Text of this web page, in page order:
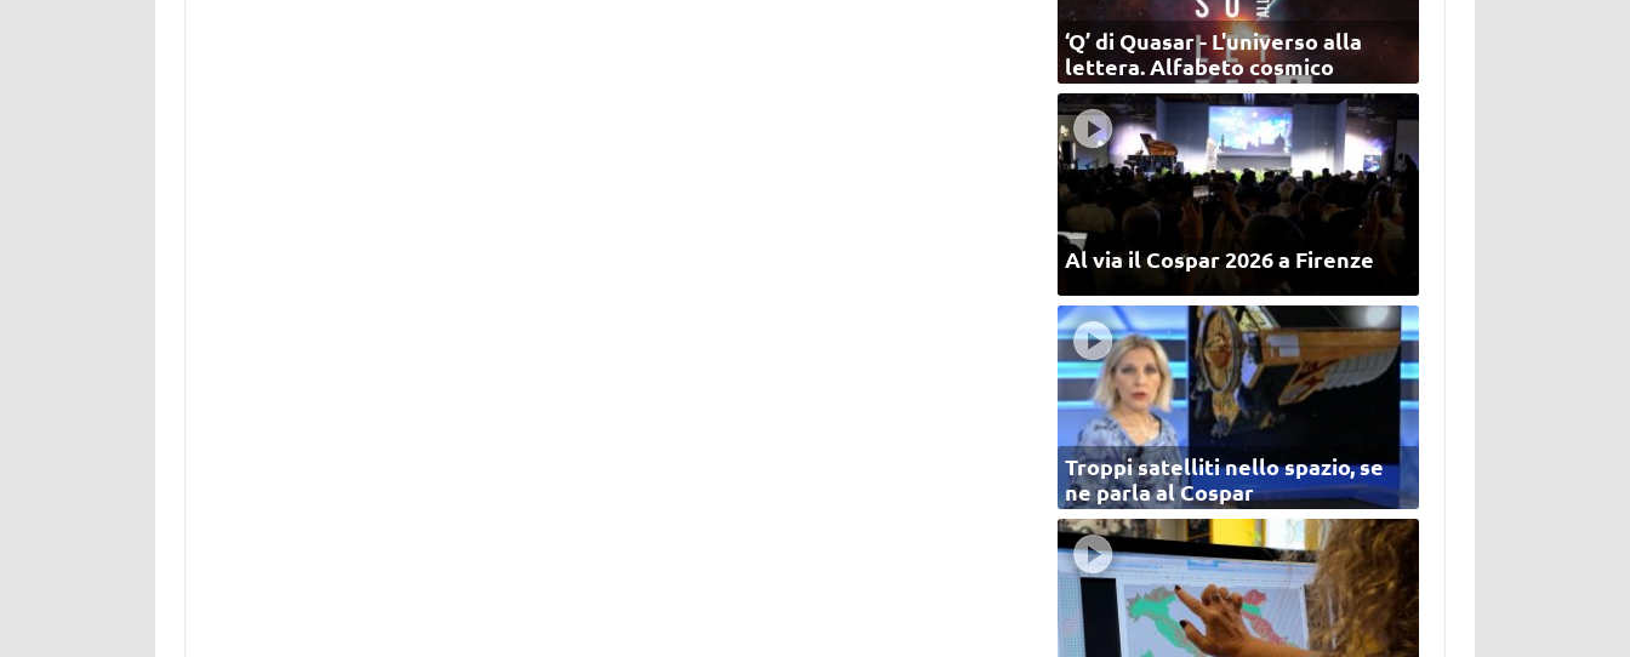
‘Q’ di Quasar - L'universo alla
lettera. Alfabeto cosmico
Al via il Cospar 2026 a Firenze
Troppi satelliti nello spazio, se
ne parla al Cospar